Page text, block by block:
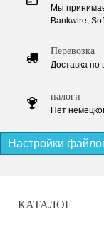
Мы
Bankwire,
Перевозка
Доставка по
налоги
Нет
Настройки
КАТАЛОГ